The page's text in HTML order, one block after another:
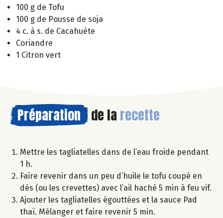
100 g de Tofu
100 g de Pousse de soja
4 c. à s. de Cacahuète
Coriandre
1 Citron vert
Préparation de la recette
Mettre les tagliatelles dans de l’eau froide pendant
1 h.
Faire revenir dans un peu d’huile le tofu coupé en
dés (ou les crevettes) avec l’ail haché 5 min à feu vif.
Ajouter les tagliatelles égouttées et la sauce Pad
thaï. Mélanger et faire revenir 5 min.